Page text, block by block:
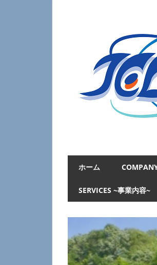
本
経
物
JAPAN
ECONOMIC
LOGISTICS
ホーム
SERVICES ~事業内容~